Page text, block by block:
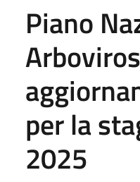
Piano
per la
2025